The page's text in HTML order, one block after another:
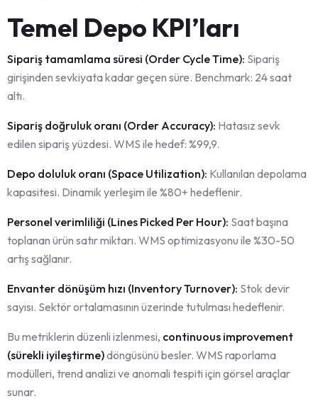
Temel Depo KPI’ları
Sipariş tamamlama süresi (Order Cycle Time): Sipariş
girişinden sevkiyata kadar geçen süre. Benchmark: 24 saat
altı.
Sipariş doğruluk oranı (Order Accuracy): Hatasız sevk
edilen sipariş yüzdesi. WMS ile hedef: %99,9.
Depo doluluk oranı (Space Utilization): Kullanılan depolama
kapasitesi. Dinamik yerleşim ile %80+ hedeflenir.
Personel verimliliği (Lines Picked Per Hour): Saat başına
toplanan ürün satır miktarı. WMS optimizasyonu ile %30-50
artış sağlanır.
Envanter dönüşüm hızı (Inventory Turnover): Stok devir
sayısı. Sektör ortalamasının üzerinde tutulması hedeflenir.
Bu metriklerin düzenli izlenmesi, continuous improvement
(sürekli iyileştirme)döngüsünü besler. WMS raporlama
modülleri, trend analizi ve anomali tespiti için görsel araçlar
sunar.